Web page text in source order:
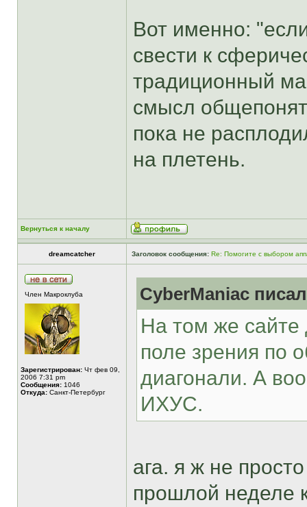
Вот именно:
свести к
традиционный
смысл
пока не
на плетень.
Вернуться к началу
dreamcatcher Заголовок сообщения: Re: Помогите с выбором
Член Макроклуба
Зарегистрирован: Чт фев 09,
2006 7:31 pm
Сообщения: 1046
Откуда: Санкт-Петербург
CyberManiac
На том же
поле зрения по
диагонали. А
ИХУС.
ага. я ж не
прошлой неделе